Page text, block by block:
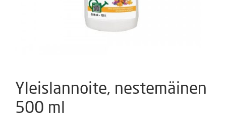
Yleislannoite, nestemäinen
500 ml